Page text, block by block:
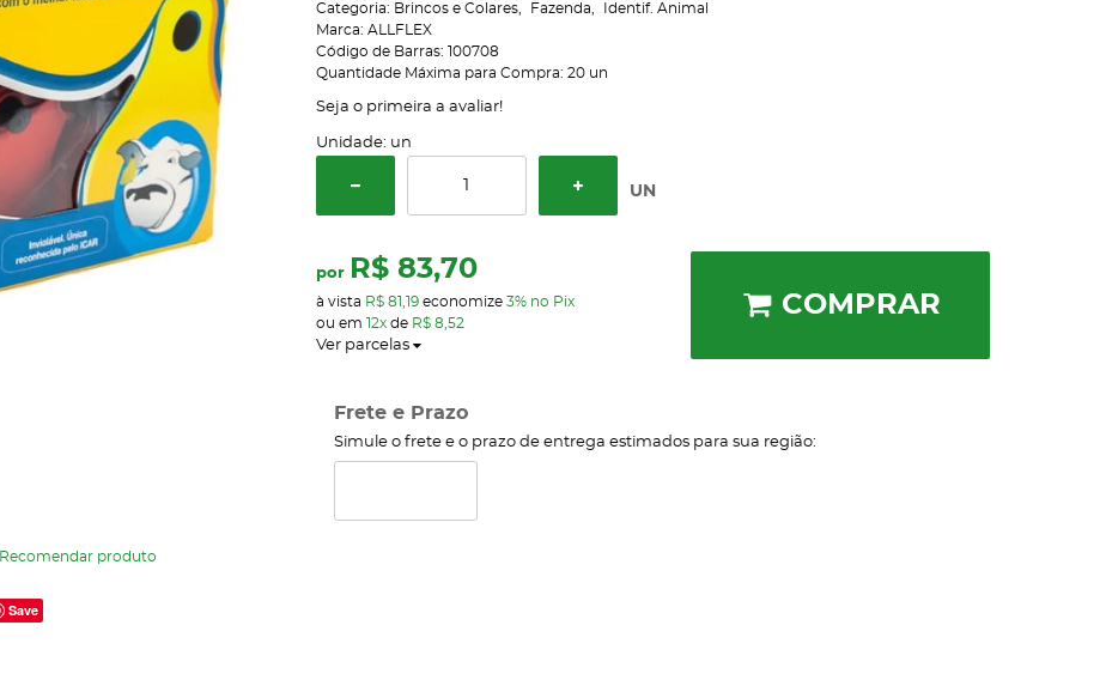
Recomendar produto
Save
Categoria: Brincos e Colares Fazenda
Identif. Animal
Marca: ALLFLEX
Código de Barras: 100708
Quantidade Máxima para Compra: 20 un
Seja o primeira a avaliar!
Unidade: un
UN
por R$ 83,70
à vista R$ 81,19economize 3% no Pix
ou em 12xde R$ 8,52
Ver parcelas
COMPRAR
Frete e Prazo
Simule o frete e o prazo de entrega estimados para sua região: